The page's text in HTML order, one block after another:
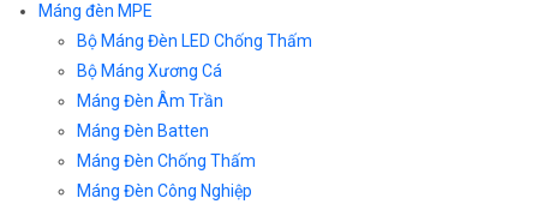
Máng đèn MPE
Bộ Máng Đèn LED Chống Thấm
Bộ Máng Xương Cá
Máng Đèn Âm Trần
Máng Đèn Batten
Máng Đèn Chống Thấm
Máng Đèn Công Nghiệp